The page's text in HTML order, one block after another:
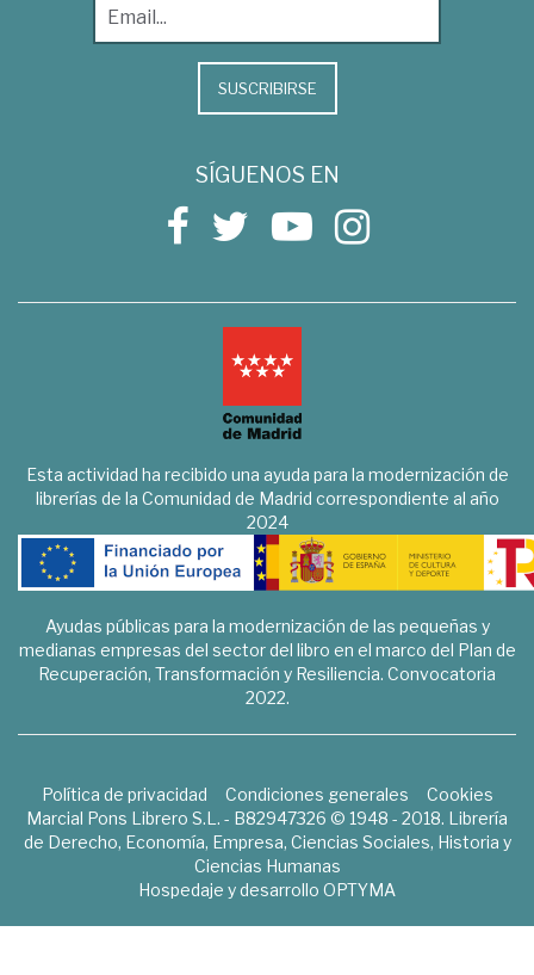
SUSCRIBIRSE
SÍGUENOS EN
Esta actividad ha recibido una ayuda para la modernización de
librerías de la Comunidad de Madrid correspondiente al año
2024
Ayudas públicas para la modernización de las pequeñas y
medianas empresas del sector del libro en el marco del Plan de
Recuperación, Transformación y Resiliencia. Convocatoria
2022.
Política de privacidad Condiciones generales
Cookies
Marcial Pons Librero S.L. - B82947326 © 1948 - 2018. Librería
de Derecho, Economía, Empresa, Ciencias Sociales, Historia y
Ciencias Humanas
Hospedaje y desarrollo OPTYMA